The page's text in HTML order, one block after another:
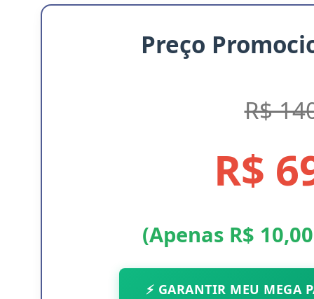
Preço
R$
R$
(Apenas R$
⚡ GARANTIR MEU MEGA